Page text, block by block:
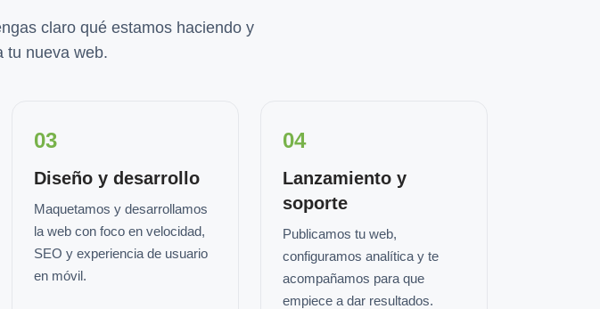
claro qué estamos haciendo y
tu nueva web.
03
Diseño y desarrollo
Maquetamos y desarrollamos
la web con foco en velocidad,
SEO y experiencia de usuario
en móvil.
04
Lanzamiento y
soporte
Publicamos tu web,
configuramos analítica y te
acompañamos para que
empiece a dar resultados.